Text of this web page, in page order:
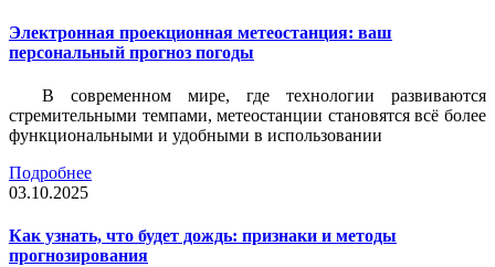
Электронная проекционная метеостанция: ваш
персональный прогноз погоды
В современном мире, где технологии развиваются
стремительными темпами, метеостанции становятся всё более
функциональными и удобными в использовании
Подробнее
03.10.2025
Как узнать, что будет дождь: признаки и методы
прогнозирования